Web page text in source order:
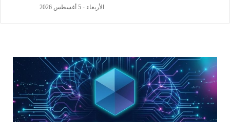
الأربعاء - 5 أغسطس 2026